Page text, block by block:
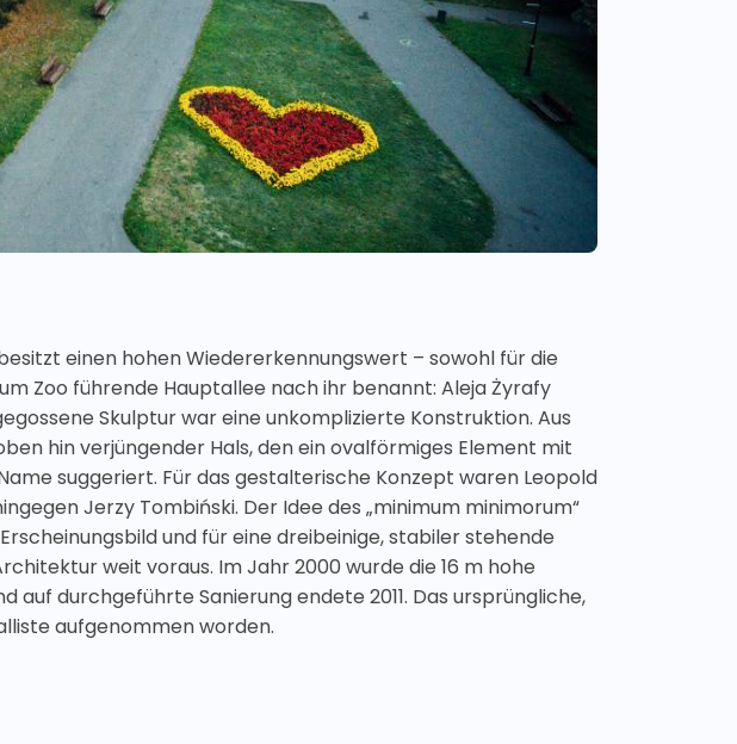
einen hohen Wiedererkennungswert – sowohl für die
Zoo führende Hauptallee nach ihr benannt: Aleja Żyrafy
Skulptur war eine unkomplizierte Konstruktion. Aus
hin verjüngender Hals, den ein ovalförmiges Element mit
suggeriert. Für das gestalterische Konzept waren Leopold
Jerzy Tombiński. Der Idee des „minimum minimorum“
und für eine dreibeinige, stabiler stehende
weit voraus. Im Jahr 2000 wurde die 16 m hohe
durchgeführte Sanierung endete 2011. Das ursprüngliche,
aufgenommen worden.